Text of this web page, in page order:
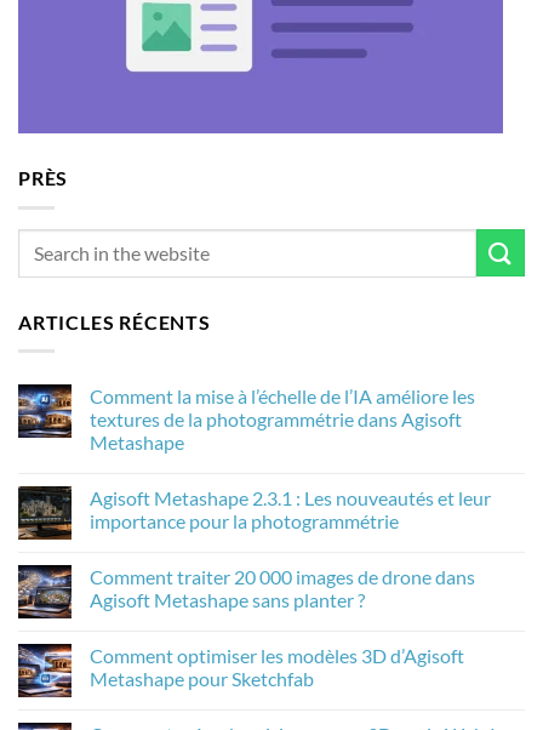
PRÈS
ARTICLES RÉCENTS
Comment la mise à l’échelle de l’IA améliore les
textures de la photogrammétrie dans Agisoft
Metashape
sur
Comment
la
l’échelle
de
l’IA
textures
de
la
Agisoft Metashape 2.3.1 : Les nouveautés et leur
importance pour la photogrammétrie
sur
Agisoft
Metashape
Les
nouveautés
et
Comment traiter 20 000 images de drone dans
Agisoft Metashape sans planter ?
sur
Comment
traiter
Comment optimiser les modèles 3D d’Agisoft
Metashape pour Sketchfab